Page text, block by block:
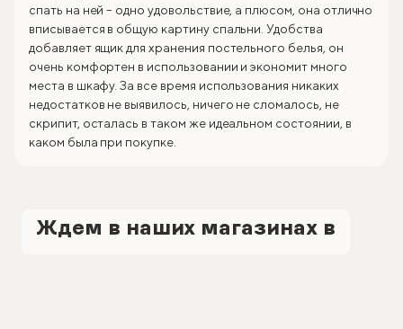
спать на ней – одно удовольствие, а плюсом, она отлично
вписывается в общую картину спальни. Удобства
добавляет ящик для хранения постельного белья, он
очень комфортен в использовании и экономит много
места в шкафу. За все время использования никаких
недостатков не выявилось, ничего не сломалось, не
скрипит, осталась в таком же идеальном состоянии, в
каком была при покупке.
Ждем в наших магазинах в